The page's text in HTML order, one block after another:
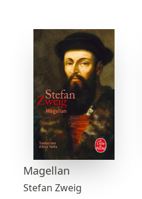
Magellan
Stefan Zweig